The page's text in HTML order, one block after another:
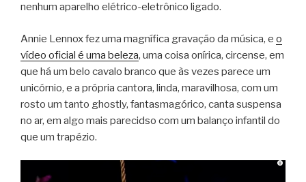
nenhum aparelho elétrico-eletrônico ligado.
Annie Lennox fez uma magnífica gravação da música, e o
vídeo oficial é uma beleza, uma coisa onírica, circense, em
que há um belo cavalo branco que às vezes parece um
unicórnio, e a própria cantora, linda, maravilhosa, com um
rosto um tanto ghostly, fantasmagórico, canta suspensa
no ar, em algo mais parecidso com um balanço infantil do
que um trapézio.